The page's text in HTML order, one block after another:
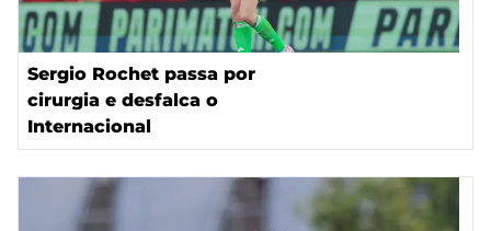
Sergio Rochet passa por
cirurgia e desfalca o
Internacional